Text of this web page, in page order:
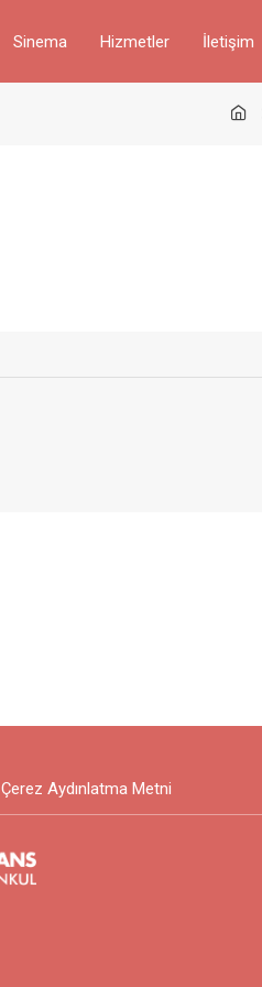
Sinema Hizmetler İletişim
Çerez Aydınlatma Metni